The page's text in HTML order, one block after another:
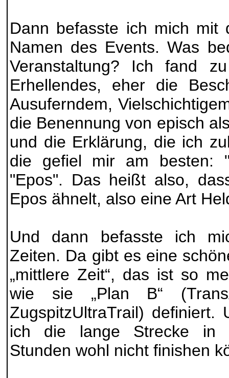
Dann befasste ich mich mit
Namen des Events. Was
Veranstaltung? Ich fand
Erhellendes, eher die
Ausuferndem,
die Benennung von episch
und die Erklärung, die ich
die gefiel mir am besten:
"Epos". Das heißt also,
Epos ähnelt, also eine Art
Und dann befasste ich
Zeiten. Da gibt es eine
„mittlere Zeit“, das ist so
wie sie „Plan B“
ZugspitzUltraTrail) definiert.
ich die lange Strecke in
Stunden wohl nicht finishen